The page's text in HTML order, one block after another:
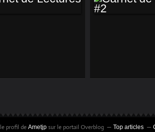
profil de Ametjpsur le portail Overblog Top articles